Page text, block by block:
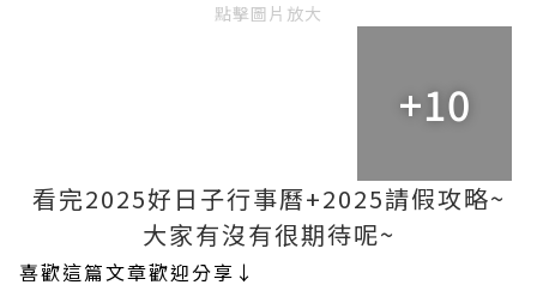
點擊圖片放大
+10
看完2025好日子行事曆+2025請假攻略~
大家有沒有很期待呢~
喜歡這篇文章歡迎分享↓